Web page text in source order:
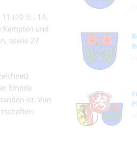
11 (10 ½ , 14,
Kempten und
sowie 27
Einöde
ist. Von